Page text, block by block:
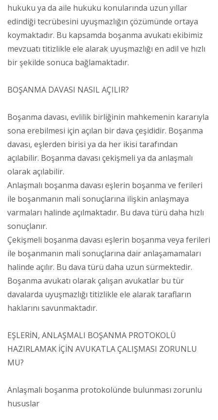
hukuku ya da aile hukuku konularında uzun yıllar
edindiği tecrübesini uyuşmazlığın çözümünde ortaya
koymaktadır. Bu kapsamda boşanma avukatı ekibimiz
mevzuatı titizlikle ele alarak uyuşmazlığı en adil ve hızlı
bir şekilde sonuca bağlamaktadır.
BOŞANMA DAVASI NASIL AÇILIR?
Boşanma davası, evlilik birliğinin mahkemenin kararıyla
sona erebilmesi için açılan bir dava çeşididir. Boşanma
davası, eşlerden birisi ya da her ikisi tarafından
açılabilir. Boşanma davası çekişmeli ya da anlaşmalı
olarak açılabilir.
Anlaşmalı boşanma davası eşlerin boşanma ve ferileri
ile boşanmanın mali sonuçlarına ilişkin anlaşmaya
varmaları halinde açılmaktadır. Bu dava türü daha hızlı
sonuçlanır.
Çekişmeli boşanma davası eşlerin boşanma veya ferileri
ile boşanmanın mali sonuçlarına dair anlaşamamaları
halinde açılır. Bu dava türü daha uzun sürmektedir.
Boşanma avukatı olarak çalışan avukatlar bu tür
davalarda uyuşmazlığı titizlikle ele alarak tarafların
haklarını savunmaktadır.
EŞLERİN, ANLAŞMALI BOŞANMA PROTOKOLÜ
HAZIRLAMAK İÇİN AVUKATLA ÇALIŞMASI ZORUNLU
MU?
Anlaşmalı boşanma protokolünde bulunması zorunlu
hususlar